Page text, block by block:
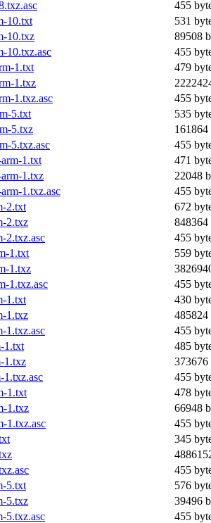
455
10.txt
531
10.txz
89508
10.txz.asc
455
1.txt
479
1.txz
1.txz.asc
455
5.txt
535
5.txz
161864
5.txz.asc
455
1.txt
471
1.txz
22048
1.txz.asc
455
2.txt
672
2.txz
848364
2.txz.asc
455
1.txt
559
1.txz
1.txz.asc
455
1.txt
430
1.txz
485824
1.txz.asc
455
1.txt
485
1.txz
373676
1.txz.asc
455
1.txt
478
1.txz
66948
1.txz.asc
455
345
455
5.txt
576
5.txz
39496
5.txz.asc
455